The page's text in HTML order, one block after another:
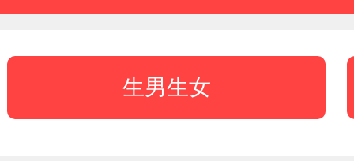
生男生女